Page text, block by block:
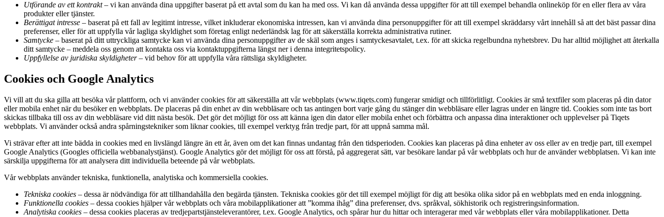
Utförande av ett kontrakt– vi kan använda dina uppgifter baserat på ett avtal som du kan ha med oss. Vi kan då använda dessa uppgifter för att till exempel behandla onlineköp för en eller flera av våra
produkter eller tjänster.
Berättigat intresse – baserat på ett fall av legitimt intresse, vilket inkluderar ekonomiska intressen, kan vi använda dina personuppgifter för att till exempel skräddarsy vårt innehåll så att det bäst passar dina
preferenser, eller för att uppfylla vår lagliga skyldighet som företag enligt nederländsk lag för att säkerställa korrekta administrativa rutiner.
Samtycke – baserat på ditt uttryckliga samtycke kan vi använda dina personuppgifter av de skäl som anges i samtyckesavtalet, t.ex. för att skicka regelbundna nyhetsbrev. Du har alltid möjlighet att återkalla
ditt samtycke – meddela oss genom att kontakta oss via kontaktuppgifterna längst ner i denna integritetspolicy.
Uppfyllelse av juridiska skyldigheter– vid behov för att uppfylla våra rättsliga skyldigheter.
Cookies och Google Analytics
Vi vill att du ska gilla att besöka vår plattform, och vi använder cookies för att säkerställa att vår webbplats (www.tiqets.com) fungerar smidigt och tillförlitligt. Cookies är små textfiler som placeras på din dator
eller mobila enhet när du besöker en webbplats. De placeras på din enhet av din webbläsare och tas antingen bort varje gång du stänger din webbläsare eller lagras under en längre tid. Cookies som inte tas bort
skickas tillbaka till oss av din webbläsare vid ditt nästa besök. Det gör det möjligt för oss att känna igen din dator eller mobila enhet och förbättra och anpassa dina interaktioner och upplevelser på Tiqets
webbplats. Vi använder också andra spårningstekniker som liknar cookies, till exempel verktyg från tredje part, för att uppnå samma mål.
Vi strävar efter att inte bädda in cookies med en livslängd längre än ett år, även om det kan finnas undantag från den tidsperioden. Cookies kan placeras på dina enheter av oss eller av en tredje part, till exempel
Google Analytics (Googles officiella webbanalystjänst). Google Analytics gör det möjligt för oss att förstå, på aggregerat sätt, var besökare landar på vår webbplats och hur de använder webbplatsen. Vi kan inte
särskilja uppgifterna för att analysera ditt individuella beteende på vår webbplats.
Vår webbplats använder tekniska, funktionella, analytiska och kommersiella cookies.
Tekniska cookies – dessa är nödvändiga för att tillhandahålla den begärda tjänsten. Tekniska cookies gör det till exempel möjligt för dig att besöka olika sidor på en webbplats med en enda inloggning.
Funktionella cookies – dessa cookies hjälper vår webbplats och våra mobilapplikationer att ”komma ihåg” dina preferenser, dvs. språkval, sökhistorik och registreringsinformation.
Analytiska cookies – dessa cookies placeras av tredjepartstjänsteleverantörer, t.ex. Google Analytics, och spårar hur du hittar och interagerar med vår webbplats eller våra mobilapplikationer. Detta